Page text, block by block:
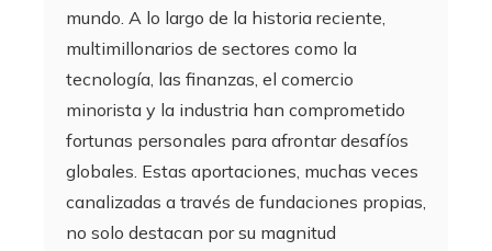
mundo. A lo largo de la historia reciente,
multimillonarios de sectores como la
tecnología, las finanzas, el comercio
minorista y la industria han comprometido
fortunas personales para afrontar desafíos
globales. Estas aportaciones, muchas veces
canalizadas a través de fundaciones propias,
no solo destacan por su magnitud